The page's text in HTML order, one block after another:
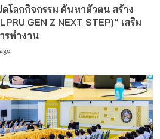
ดโลกกิจกรรม ค้นหาตัวตน สร้าง
GEN Z NEXT STEP)” เสริม
รทำงาน